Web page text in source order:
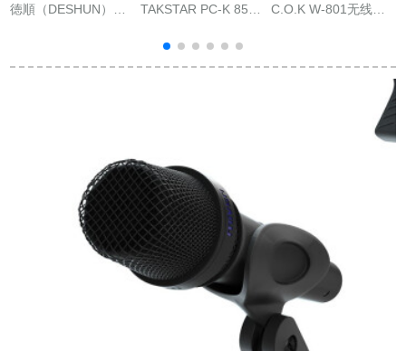
徳順（DESHUN）料
食堂食事代所拡大音
TAKSTAR PC-K 850
ドドドダウンアイク
ラクシPC携帯帯生放
C.O.K W-801无线マ
ターゼW-801 A充电